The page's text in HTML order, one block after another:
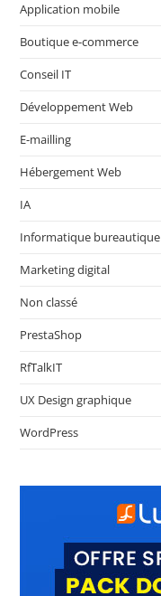
Application mobile
Boutique e-commerce
Conseil IT
Développement Web
E-mailling
Hébergement Web
IA
Informatique bureautique
Marketing digital
Non classé
PrestaShop
RfTalkIT
UX Design graphique
WordPress